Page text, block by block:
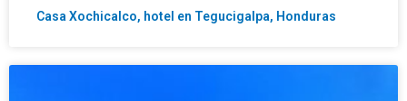
Casa Xochicalco, hotel en Tegucigalpa, Honduras